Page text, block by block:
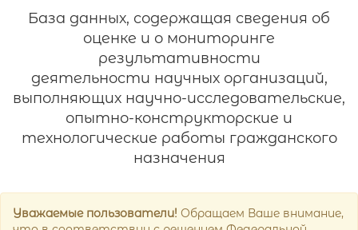
База данных, содержащая сведения об
оценке и о мониторинге
результативности
деятельности научных организаций,
выполняющих научно-исследовательские,
опытно-конструкторские и
технологические работы гражданского
назначения
Уважаемые пользователи! Обращаем Ваше внимание,